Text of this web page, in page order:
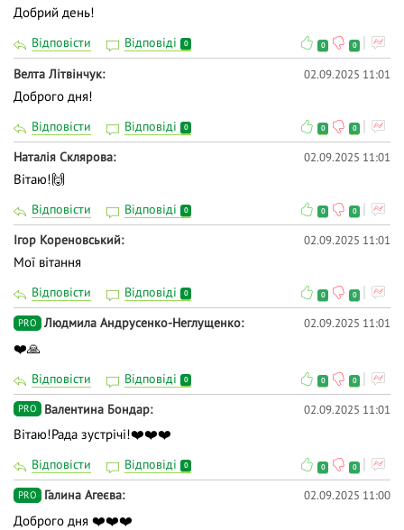
Добрий день!
Відповісти Відповіді 0 0 0
Велта Літвінчук 02.09.2025 11:01
Доброго дня!
Відповісти Відповіді 0 0 0
Наталія Склярова 02.09.2025 11:01
Вітаю!🙌
Відповісти Відповіді 0 0 0
Ігор Кореновський 02.09.2025 11:01
Мої вітання
Відповісти Відповіді 0 0 0
PRO Людмила Андрусенко-Неглущенко 02.09.2025 11:01
❤️🙏
Відповісти Відповіді 0 0 0
PRO Валентина Бондар 02.09.2025 11:01
Вітаю!Рада зустрічі!❤️❤️❤️
Відповісти Відповіді 0 0 0
PRO Галина Агеєва 02.09.2025 11:00
Доброго дня ❤️❤️❤️